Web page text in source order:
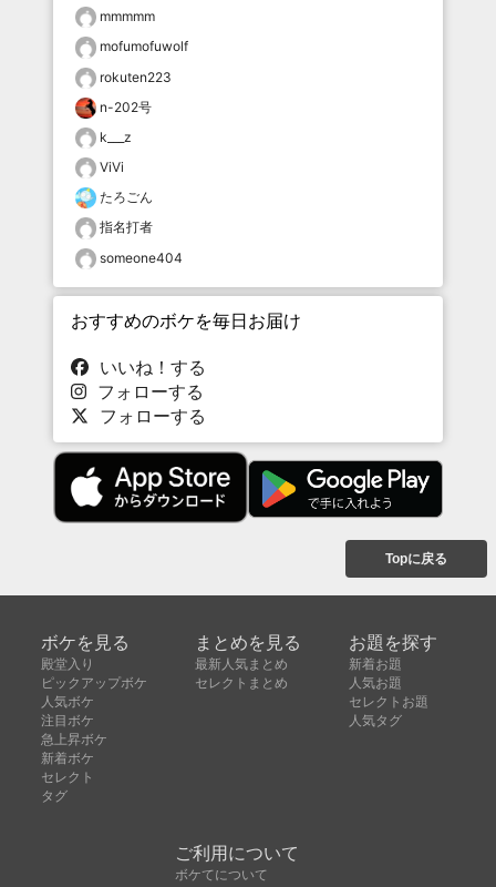
mmmmm
mofumofuwolf
rokuten223
n-202号
k___z
ViVi
たろごん
指名打者
someone404
おすすめのボケを毎日お届け
いいね！する
フォローする
フォローする
Topに戻る
ボケを見る
殿堂入り
ピックアップボケ
人気ボケ
注目ボケ
急上昇ボケ
新着ボケ
セレクト
タグ
まとめを見る
最新人気まとめ
セレクトまとめ
お題を探す
新着お題
人気お題
セレクトお題
人気タグ
ご利用について
ボケてについて